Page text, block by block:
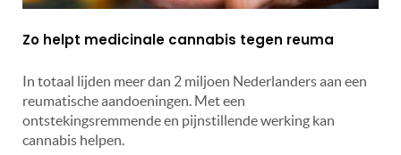
Zo helpt medicinale cannabis tegen reuma
In totaal lijden meer dan 2 miljoen Nederlanders aan een
reumatische aandoeningen. Met een
ontstekingsremmende en pijnstillende werking kan
cannabis helpen.